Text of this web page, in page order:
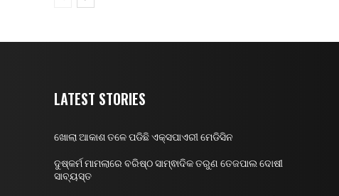
LATEST STORIES
ଖୋଲା ଆକାଶ ତଳେ ପଡିଛି ଏକ୍ସପାଏରୀ ମେଡିସିନ
ଦୁଷ୍କର୍ମ ମାମଲାରେ ବରିଷ୍ଠ ସାମ୍ଵାଦିକ ତରୁଣ ତେଜପାଲ ଦୋଷୀ
ସାବ୍ୟସ୍ତ